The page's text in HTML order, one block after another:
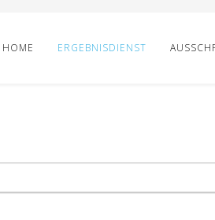
HOME ERGEBNISDIENST